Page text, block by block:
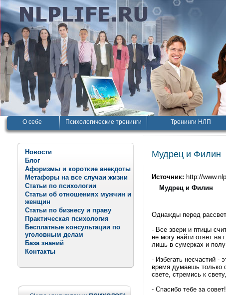
О себе Психологические тренинги Тренинги НЛП
Новости
Блог
Афоризмы и короткие анекдоты
Метафоры на все случаи жизни
Статьи по психологии
Статьи об отношениях мужчин и
женщин
Статьи по бизнесу и праву
Практическая психология
Бесплатные консультации по
уголовным делам
База знаний
Контакты
Мудрец и Филин
Источник: http://
Мудрец и Филин
Однажды перед
- Все звери и птицы
не могу найти ответ
лишь в сумерках и
- Избегать несчастий -
время думаешь только
свете, стремись к
- Спасибо тебе за